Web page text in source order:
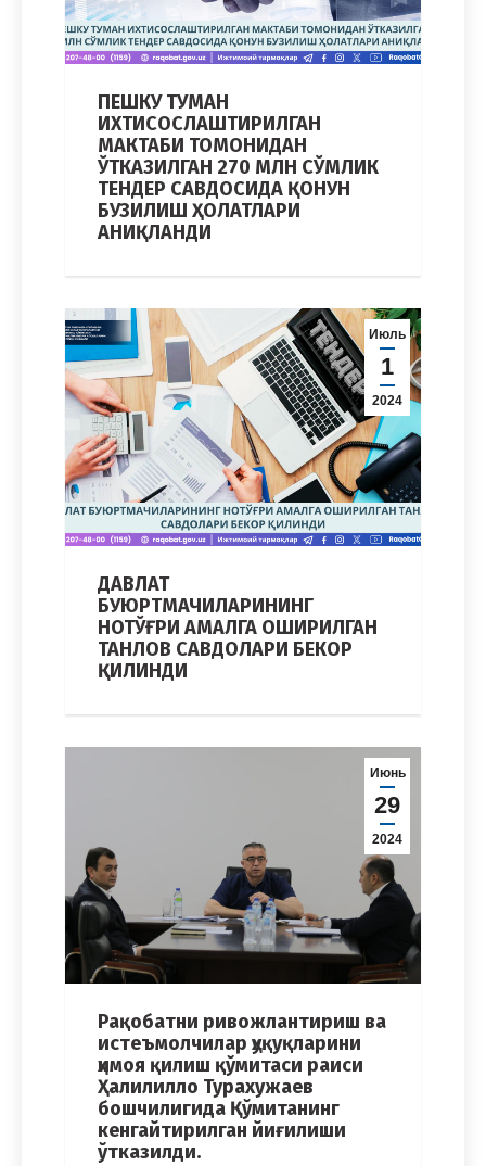
ПЕШКУ ТУМАН
ИХТИСОСЛАШТИРИЛГАН
МАКТАБИ ТОМОНИДАН
ЎТКАЗИЛГАН 270 МЛН СЎМЛИК
ТЕНДЕР САВДОСИДА ҚОНУН
БУЗИЛИШ ҲОЛАТЛАРИ
АНИҚЛАНДИ
Июль
1
2024
ДАВЛАТ
БУЮРТМАЧИЛАРИНИНГ
НОТЎҒРИ АМАЛГА ОШИРИЛГАН
ТАНЛОВ САВДОЛАРИ БЕКОР
ҚИЛИНДИ
Июнь
29
2024
Рақобатни ривожлантириш ва
истеъмолчилар ҳуқуқларини
ҳимоя қилиш қўмитаси раиси
Ҳалилилло Турахужаев
бошчилигида Қўмитанинг
кенгайтирилган йиғилиши
ўтказилди.